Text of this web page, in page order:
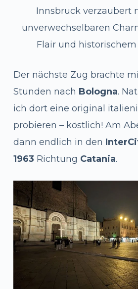
Innsbruck verzaubert
unverwechselbaren
Flair und
Der nächste Zug brachte
Stunden nach Bologna.
ich dort eine original
probieren – köstlich! Am
dann endlich in den
1963 Richtung Catania.